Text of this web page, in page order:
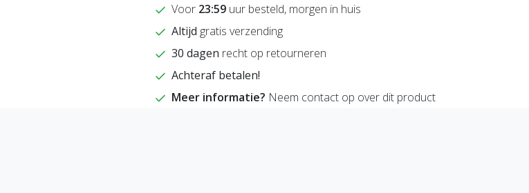
Voor 23:59 uur besteld, morgen in huis
Altijd gratis verzending
30 dagen recht op retourneren
Achteraf betalen!
Meer informatie? Neem contact op over dit product